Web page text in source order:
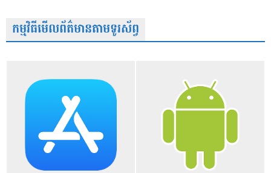
កម្មវិធីមើលព័ត៌មានតាមទូរស័ព្វ